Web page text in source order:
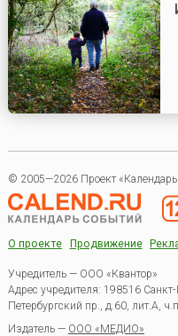
© 2005—2026 Проект «Календарь
О проекте Продвижение
Учредитель — ООО «Квантор»
Адрес учредителя: 198516
Петербургский пр., д.60, лит.А,
Издатель — ООО «МЕДИО»